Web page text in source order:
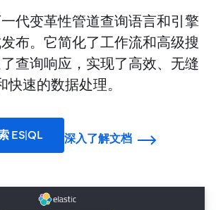
代变革性管道查询语言和引擎
布。它简化了工作流和高级搜
查询响应，实现了高效、无缝
快速的数据处理。
ES|QL 深入了解文档